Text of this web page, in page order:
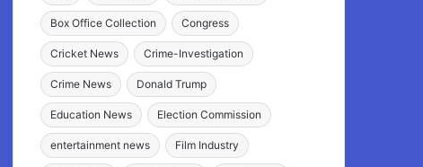
Box Office Collection Congress
Cricket News Crime-Investigation
Crime News Donald Trump
Education News Election Commission
entertainment news Film Industry